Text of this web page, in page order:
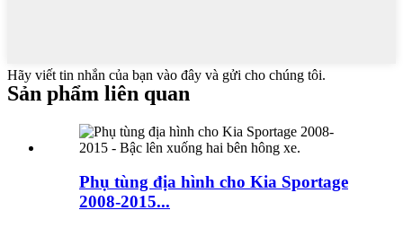
Hãy viết tin nhắn của bạn vào đây và gửi cho chúng tôi.
Sản phẩm liên quan
Phụ tùng địa hình cho Kia Sportage
2008-2015...